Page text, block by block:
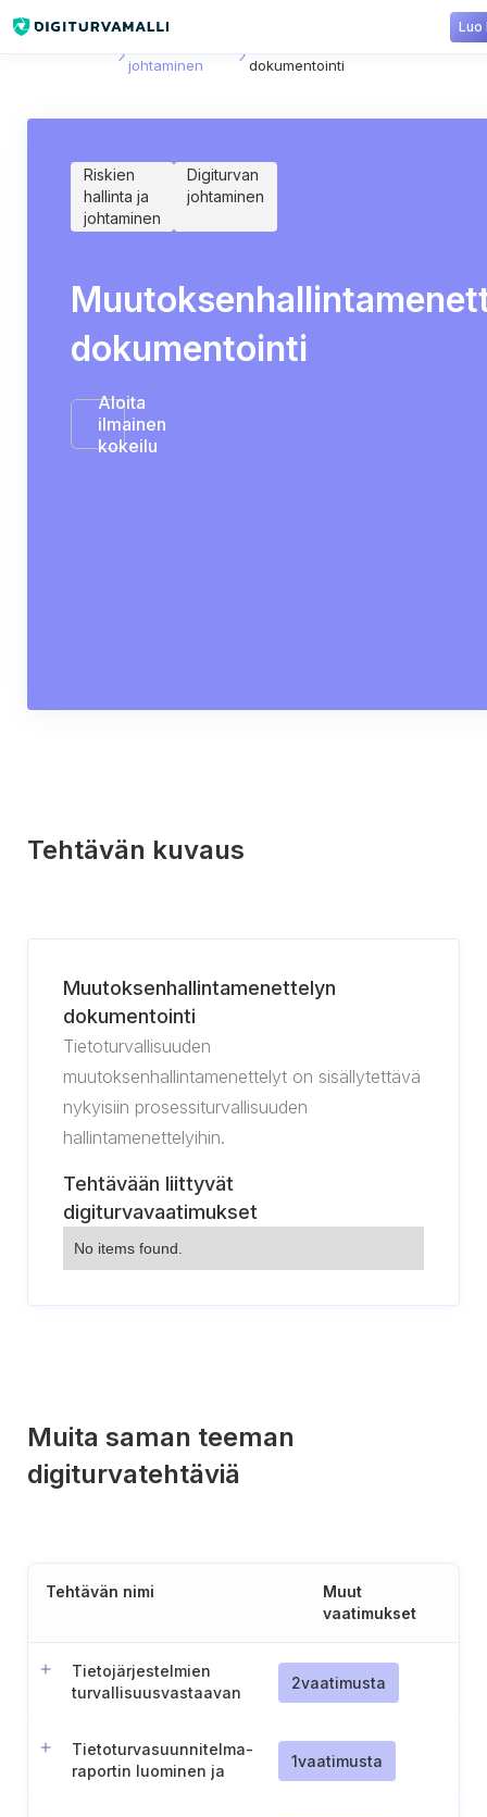
Luo
johtaminen
dokumentointi
Riskien
hallinta ja
johtaminen
Digiturvan
johtaminen
dokumentointi
Aloita
ilmainen
kokeilu
Tehtävän kuvaus
Muutoksenhallintamenettelyn
dokumentointi
Tietoturvallisuuden
muutoksenhallintamenettelyt on sisällytettävä
nykyisiin prosessiturvallisuuden
hallintamenettelyihin.
Tehtävään liittyvät
digiturvavaatimukset
No items found.
Muita saman teeman
digiturvatehtäviä
Tehtävän nimi
Muut
vaatimukset
Tietojärjestelmien
turvallisuusvastaavan
2vaatimusta
Tietoturvasuunnitelma-
raportin luominen ja
1vaatimusta